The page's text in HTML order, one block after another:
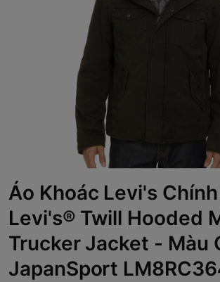
Áo Khoác Levi's
Levi's® Twill Hooded
Trucker Jacket - Màu
JapanSport